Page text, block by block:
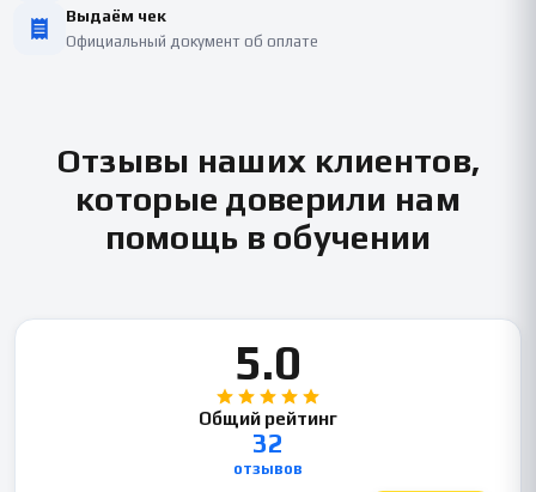
Выдаём чек
Официальный документ об оплате
Отзывы наших клиентов,
которые доверили нам
помощь в обучении
5.0
Общий рейтинг
32
отзывов